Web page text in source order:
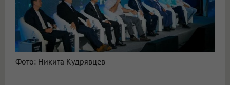
Фото: Никита Кудрявцев